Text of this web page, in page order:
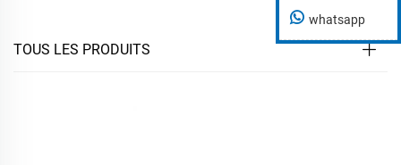
TOUS LES PRODUITS
whatsapp